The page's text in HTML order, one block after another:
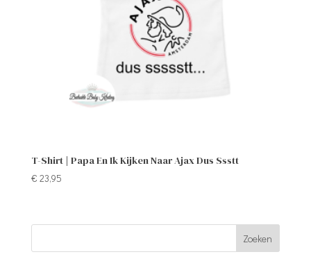
T-Shirt | Papa En Ik Kijken Naar Ajax Dus Ssstt
€ 23,95
Zoeken